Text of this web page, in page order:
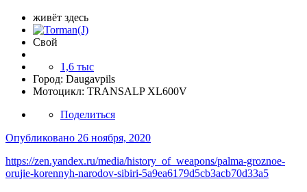
живёт здесь
Свой
1,6 тыс
Город: Daugavpils
Мотоцикл: TRANSALP XL600V
Поделиться
Опубликовано 26 ноября, 2020
https://zen.yandex.ru/media/history_of_weapons/palma-groznoe-
orujie-korennyh-narodov-sibiri-5a9ea6179d5cb3acb70d33a5